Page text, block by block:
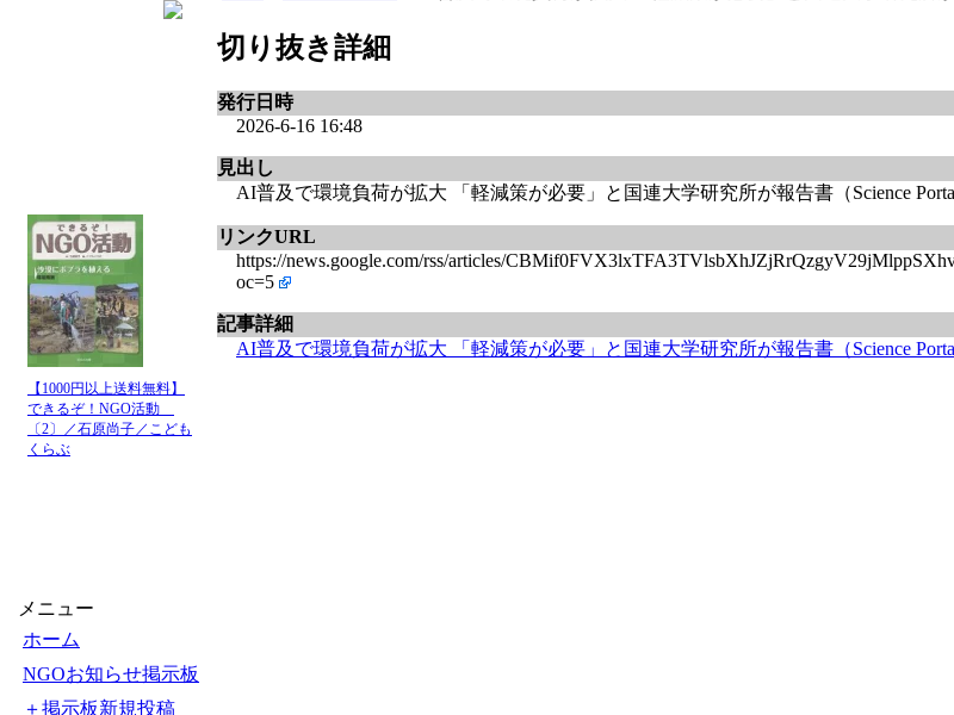
【1000円以上送料無料】
できるぞ！NGO活動
〔2〕／石原尚子／こども
くらぶ
メニュー
ホーム
NGOお知らせ掲示板
＋掲示板新規投稿
切り抜き詳細
発行日時
2026-6-16 16:48
見出し
AI普及で環境負荷が拡大 「軽減策が必要」と国連大学研究所が報告書（Science
リンクURL
https://news.google.com/rss/articles/
oc=5
記事詳細
AI普及で環境負荷が拡大 「軽減策が必要」と国連大学研究所が報告書（Science Portal